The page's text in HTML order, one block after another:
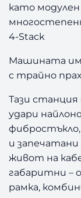
като
4-Stack
Машината
с трайно
Тази станция
удари
и запечатани
живот на
габаритни –
рамка,